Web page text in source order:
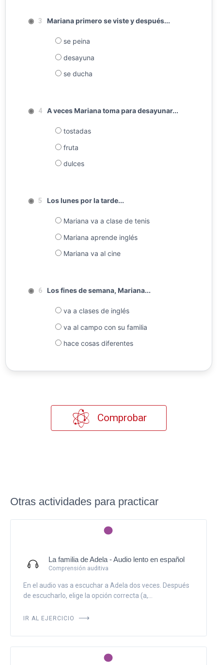
◉ 3 Mariana primero se viste y después...
se peina
desayuna
se ducha
◉ 4 A veces Mariana toma para desayunar...
tostadas
fruta
dulces
◉ 5 Los lunes por la tarde...
Mariana va a clase de tenis
Mariana aprende inglés
Mariana va al cine
◉ 6 Los fines de semana, Mariana...
va a clases de inglés
va al campo con su familia
hace cosas diferentes
Comprobar
Otras actividades para practicar
La familia de Adela - Audio lento en español
Comprensión auditiva
En el audio vas a escuchar a Adela dos veces. Después
de escucharlo, elige la opción correcta (a,...
IR AL EJERCICIO